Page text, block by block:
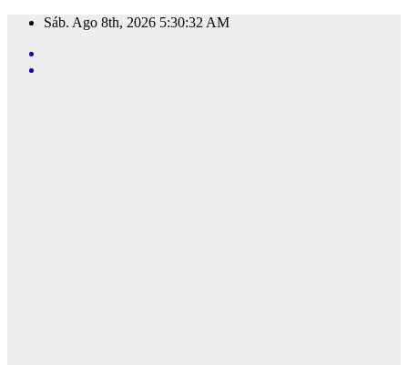
Saltar
contenido
Sáb. Ago 8th, 2026 5:30:34 AM